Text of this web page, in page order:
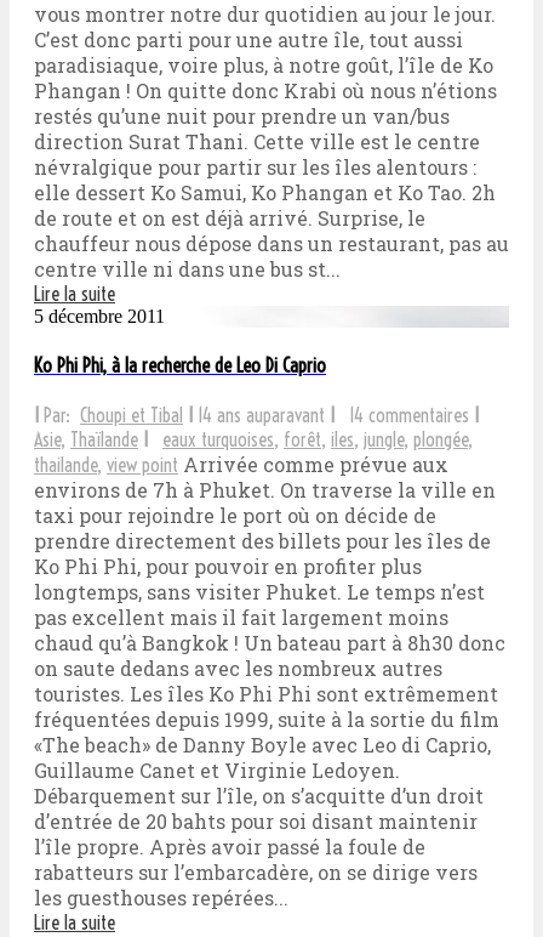
vous montrer notre dur quotidien au jour le jour.
C’est donc parti pour une autre île, tout aussi
paradisiaque, voire plus, à notre goût, l’île de Ko
Phangan ! On quitte donc Krabi où nous n’étions
restés qu’une nuit pour prendre un van/bus
direction Surat Thani. Cette ville est le centre
névralgique pour partir sur les îles alentours :
elle dessert Ko Samui, Ko Phangan et Ko Tao. 2h
de route et on est déjà arrivé. Surprise, le
chauffeur nous dépose dans un restaurant, pas au
centre ville ni dans une bus st...
Lire la suite
5 décembre 2011
Ko Phi Phi, à la recherche de Leo Di Caprio
Par: Choupi et Tibal 14 ans auparavant 14 commentaires
Asie, Thaïlande eaux turquoises, forêt, iles, jungle, plongée,
thailande, view point Arrivée comme prévue aux
environs de 7h à Phuket. On traverse la ville en
taxi pour rejoindre le port où on décide de
prendre directement des billets pour les îles de
Ko Phi Phi, pour pouvoir en profiter plus
longtemps, sans visiter Phuket. Le temps n’est
pas excellent mais il fait largement moins
chaud qu’à Bangkok ! Un bateau part à 8h30 donc
on saute dedans avec les nombreux autres
touristes. Les îles Ko Phi Phi sont extrêmement
fréquentées depuis 1999, suite à la sortie du film
«The beach» de Danny Boyle avec Leo di Caprio,
Guillaume Canet et Virginie Ledoyen.
Débarquement sur l’île, on s’acquitte d’un droit
d’entrée de 20 bahts pour soi disant maintenir
l’île propre. Après avoir passé la foule de
rabatteurs sur l’embarcadère, on se dirige vers
les guesthouses repérées...
Lire la suite